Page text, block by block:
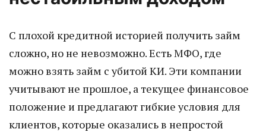
С плохой кредитной историей получить займ
сложно, но не невозможно. Есть МФО, где
можно взять займ с убитой КИ. Эти компании
учитывают не прошлое, а текущее финансовое
положение и предлагают гибкие условия для
клиентов, которые оказались в непростой